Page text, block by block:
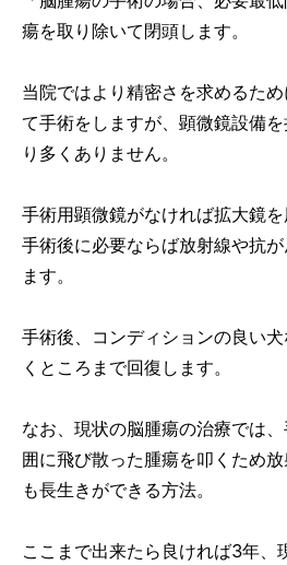
瘍を取り除いて閉頭します。
当院ではより精密さを求めるた
て手術をしますが、顕微鏡設備
り多くありません。
手術用顕微鏡がなければ拡大鏡を
手術後に必要ならば放射線や抗
ます。
手術後、コンディションの良い
くところまで回復します。
なお、現状の脳腫瘍の治療では
囲に飛び散った腫瘍を叩くため
も長生きができる方法。
ここまで出来たら良ければ3年、